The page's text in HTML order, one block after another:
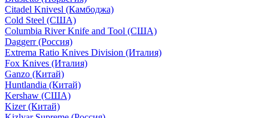
Citadel Knivesl (Камбоджа)
Cold Steel (США)
Columbia River Knife and Tool (США)
Daggerr (Россия)
Extrema Ratio Knives Division (Италия)
Fox Knives (Италия)
Ganzo (Китай)
Huntlandia (Китай)
Kershaw (США)
Kizer (Китай)